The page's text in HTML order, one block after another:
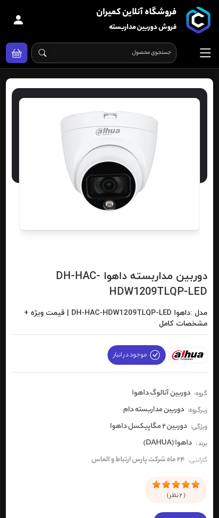
فروشگاه آنلاین کمیران
فروش دوربین مداربسته
دوربین مداربسته داهوا DH-HAC-
HDW1209TLQP-LED
مدل :داهوا DH-HAC-HDW1209TLQP-LED | قیمت ویژه +
مشخصات کامل
موجود در انبار
گروه: دوربین آنالوگ داهوا
زیرگروه: دوربین مداربسته دام
ویژگی: دوربین 2 مگاپیکسل داهوا
برند : داهوا (DAHUA)
گارانتی: 24 ماه شرکت پارس ارتباط و الماس
(
2نظر )